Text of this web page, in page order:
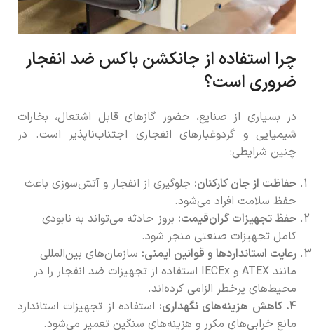
چرا استفاده از جانکشن باکس ضد انفجار
ضروری است؟
در بسیاری از صنایع، حضور گازهای قابل اشتعال، بخارات
شیمیایی و گردوغبارهای انفجاری اجتناب‌ناپذیر است. در
چنین شرایطی:
حفاظت از جان کارکنان: جلوگیری از انفجار و آتش‌سوزی باعث
حفظ سلامت افراد می‌شود.
حفظ تجهیزات گران‌قیمت: بروز حادثه می‌تواند به نابودی
کامل تجهیزات صنعتی منجر شود.
رعایت استانداردها و قوانین ایمنی: سازمان‌های بین‌المللی
مانند ATEX و IECEx استفاده از تجهیزات ضد انفجار را در
محیط‌های پرخطر الزامی کرده‌اند.
4. کاهش هزینه‌های نگهداری:
استفاده از تجهیزات استاندارد
مانع خرابی‌های مکرر و هزینه‌های سنگین تعمیر می‌شود.